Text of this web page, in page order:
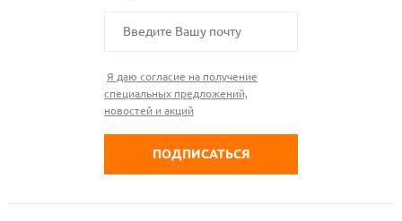
Я даю согласие на получение
специальных предложений,
новостей и акций